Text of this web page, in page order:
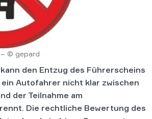
© gepard
den Entzug des Führerscheins
Autofahrer nicht klar zwischen
der Teilnahme am
Die rechtliche Bewertung des